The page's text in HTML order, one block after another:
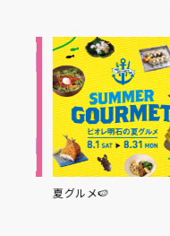
夏グルメ🍉